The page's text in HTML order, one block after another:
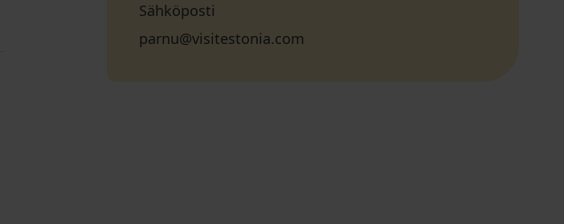
Sähköposti
parnu@visitestonia.com